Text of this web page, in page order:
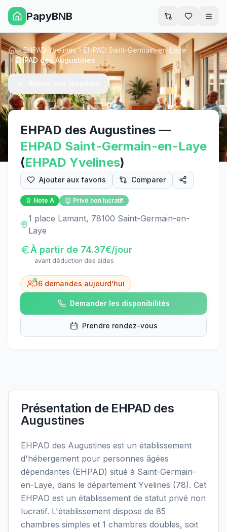
PapyBNB
AccueilEHPAD Yvelines
EHPAD Saint-Germain-en-Laye
EHPAD des Augustines
EHPAD des Augustines —
EHPAD Saint-Germain-en-Laye
(EHPAD Yvelines)
Ajouter aux favoris Comparer
Note A Privé non lucratif
1 place Lamant, 78100 Saint-Germain-en-
Laye
À partir de 74.37€/jour
avant déduction des aides
16 demandes aujourd'hui
Demander les disponibilités
Prendre rendez-vous
Présentation de EHPAD des
Augustines
EHPAD des Augustines est un établissement
d'hébergement pour personnes âgées
dépendantes (EHPAD) situé à Saint-Germain-
en-Laye, dans le département Yvelines (78). Cet
EHPAD est un établissement de statut privé non
lucratif. L'établissement dispose de 85
chambres simples et 1 chambres doubles, soit